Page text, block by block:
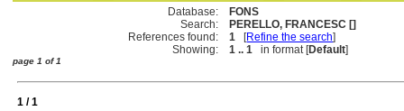
Database:
FONS
Search:
PERELLO, FRANCESC []
References found:
1 [Refine the search]
Showing:
1 .. 1 in format [Default]
page 1 of 1
1 / 1